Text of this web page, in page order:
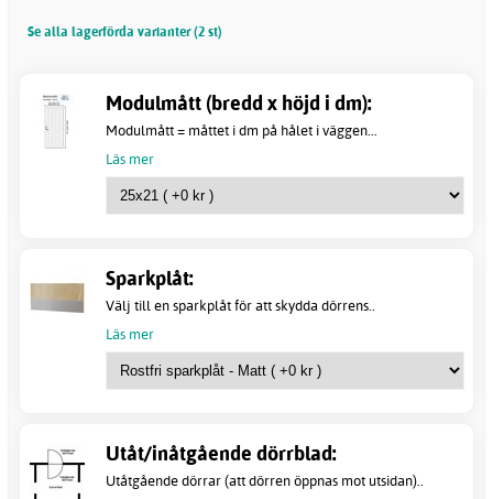
Se alla lagerförda varianter (2 st)
Modulmått (bredd x höjd i dm):
Modulmått = måttet i dm på hålet i väggen...
Läs mer
Sparkplåt:
Välj till en sparkplåt för att skydda dörrens..
Läs mer
Utåt/inåtgående dörrblad:
Utåtgående dörrar (att dörren öppnas mot utsidan)..